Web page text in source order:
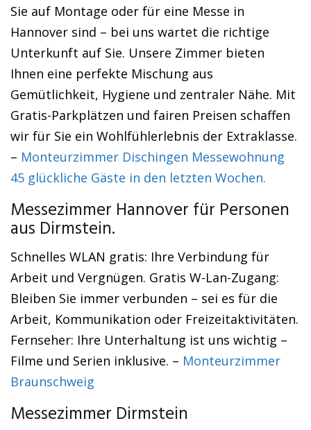
Sie auf Montage oder für eine Messe in
Hannover sind – bei uns wartet die richtige
Unterkunft auf Sie. Unsere Zimmer bieten
Ihnen eine perfekte Mischung aus
Gemütlichkeit, Hygiene und zentraler Nähe. Mit
Gratis-Parkplätzen und fairen Preisen schaffen
wir für Sie ein Wohlfühlerlebnis der Extraklasse.
– Monteurzimmer Dischingen Messewohnung
45 glückliche Gäste in den letzten Wochen.
Messezimmer Hannover für Personen
aus Dirmstein.
Schnelles WLAN gratis: Ihre Verbindung für
Arbeit und Vergnügen. Gratis W-Lan-Zugang:
Bleiben Sie immer verbunden – sei es für die
Arbeit, Kommunikation oder Freizeitaktivitäten.
Fernseher: Ihre Unterhaltung ist uns wichtig –
Filme und Serien inklusive. – Monteurzimmer
Braunschweig
Messezimmer Dirmstein